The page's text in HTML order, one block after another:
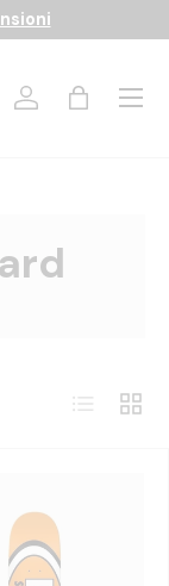
AccediBorsa
Menu
ElencoGriglia